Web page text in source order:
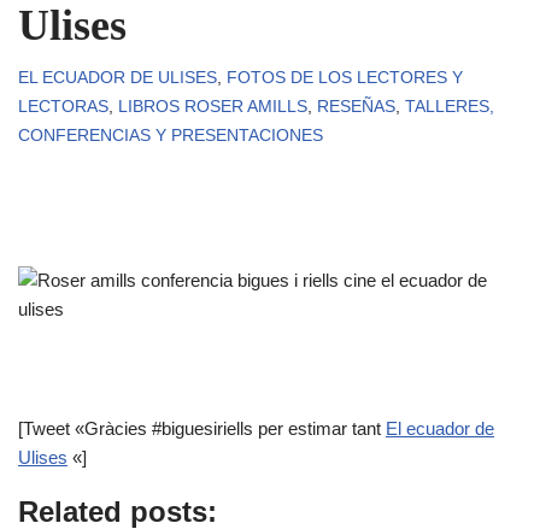
Ulises
EL ECUADOR DE ULISES, FOTOS DE LOS LECTORES Y
LECTORAS, LIBROS ROSER AMILLS, RESEÑAS, TALLERES,
CONFERENCIAS Y PRESENTACIONES
[Tweet «Gràcies #biguesiriells per estimar tant El ecuador de
Ulises «]
Related posts: